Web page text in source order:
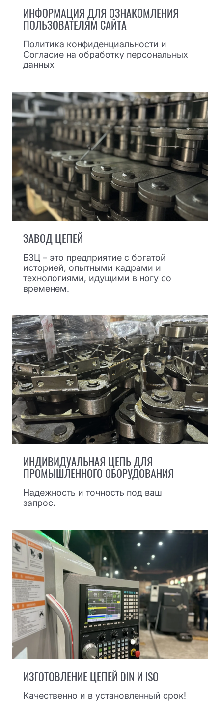
ИНФОРМАЦИЯ ДЛЯ ОЗНАКОМЛЕНИЯ
ПОЛЬЗОВАТЕЛЯМ САЙТА
Политика конфиденциальности и
Согласие на обработку персональных
данных
ЗАВОД ЦЕПЕЙ
БЗЦ – это предприятие с богатой
историей, опытными кадрами и
технологиями, идущими в ногу со
временем.
ИНДИВИДУАЛЬНАЯ ЦЕПЬ ДЛЯ
ПРОМЫШЛЕННОГО ОБОРУДОВАНИЯ
Надежность и точность под ваш
запрос.
ИЗГОТОВЛЕНИЕ ЦЕПЕЙ DIN И ISO
Качественно и в установленный срок!